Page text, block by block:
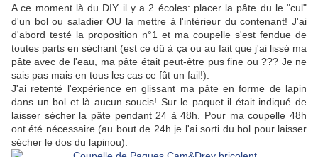
A ce moment là du DIY il y a 2 écoles: placer la pâte du le "cul"
d'un bol ou saladier OU la mettre à l'intérieur du contenant! J'ai
d'abord testé la proposition n°1 et ma coupelle s'est fendue de
toutes parts en séchant (est ce dû à ça ou au fait que j'ai lissé ma
pâte avec de l'eau, ma pâte était peut-être pus fine ou ??? Je ne
sais pas mais en tous les cas ce fût un fail!).
J'ai retenté l'expérience en glissant ma pâte en forme de lapin
dans un bol et là aucun soucis! Sur le paquet il était indiqué de
laisser sécher la pâte pendant 24 à 48h. Pour ma coupelle 48h
ont été nécessaire (au bout de 24h je l'ai sorti du bol pour laisser
sécher le dos du lapinou).